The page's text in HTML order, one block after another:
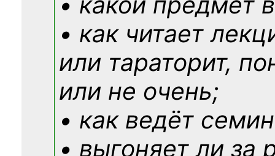
• как читает
или тараторит,
или не очень;
• как ведёт
• выгоняет ли за